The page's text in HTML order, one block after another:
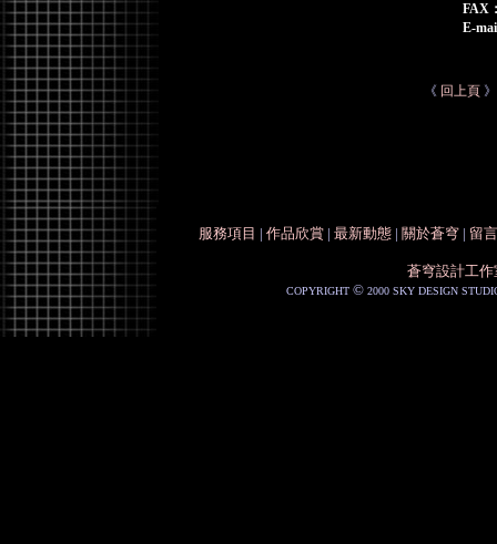
FAX
E-
《 回上頁》
服務項目 | 作品欣賞 | 最新動態 | 關於蒼穹 | 留
蒼穹設計工作
COPYRIGHT © 2000 SKY DESIGN